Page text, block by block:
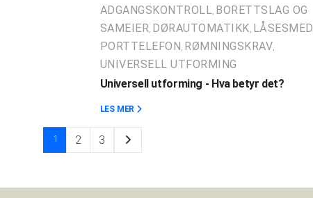
ADGANGSKONTROLL, BORETTSLAG OG
SAMEIER, DØRAUTOMATIKK, LÅSESMED
PORTTELEFON , RØMNINGSKRAV,
UNIVERSELL UTFORMING
Universell utforming - Hva betyr det?
LES MER
1 2 3